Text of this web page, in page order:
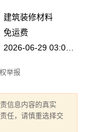
建筑装修材料
免运费
举报
信息内容的真实
任，请慎重选择交